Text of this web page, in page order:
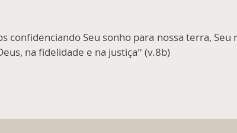
confidenciando Seu sonho para nossa terra, Seu
na fidelidade e na justiça” (v.8b)